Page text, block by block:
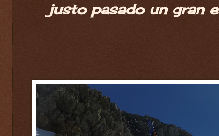
justo pasado un gran